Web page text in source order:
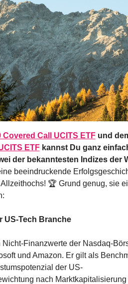
Call UCITS ETF
ETF kannst Du ganz
der bekanntesten Indizes der
beeindruckende
🏆 Grund genug, sie
US-Tech Branche
Finanzwerte der Nasdaq-
und Amazon. Er gilt als
der US-
nach